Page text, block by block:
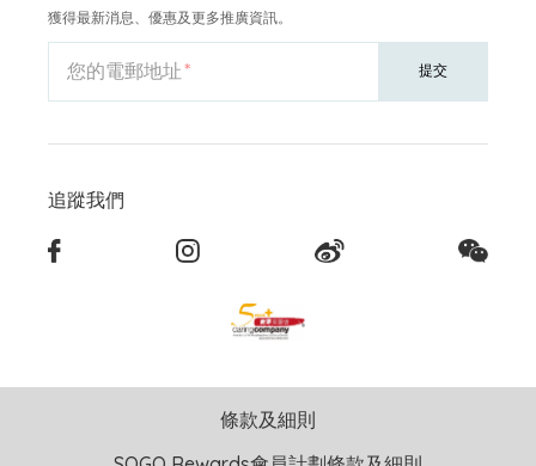
獲得最新消息、優惠及更多推廣資訊。
您的電郵地址 提交
追蹤我們
條款及細則